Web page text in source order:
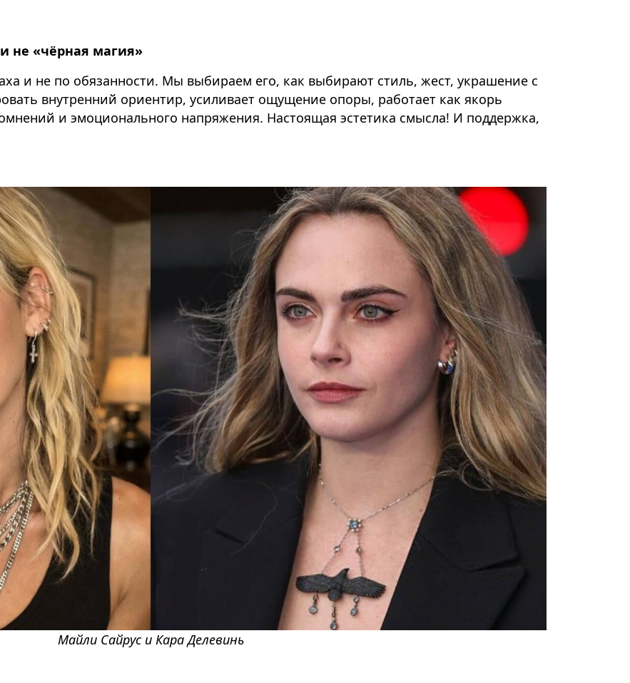
не «чёрная магия»
и не по обязанности. Мы выбираем его, как выбирают стиль, жест, украшение с
внутренний ориентир, усиливает ощущение опоры, работает как якорь
и эмоционального напряжения. Настоящая эстетика смысла! И поддержка,
Майли Сайрус и Кара Делевинь